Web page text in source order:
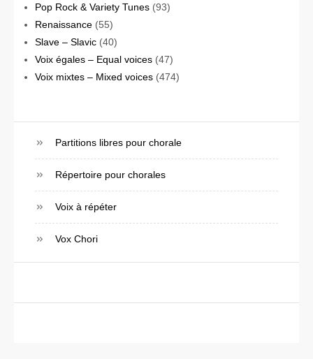
Pop Rock & Variety Tunes (93)
Renaissance (55)
Slave – Slavic (40)
Voix égales – Equal voices (47)
Voix mixtes – Mixed voices (474)
Partitions libres pour chorale
Répertoire pour chorales
Voix à répéter
Vox Chori